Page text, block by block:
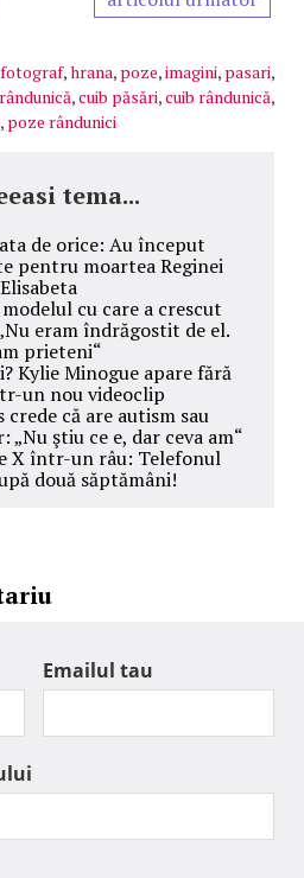
fotograf,hrana, poze,imagini, pasari,
rândunică,cuib păsări,cuib rândunică,
, poze rândunici
tema...
de orice: Au început
pentru moartea Reginei
Elisabeta
cu care a crescut
eram îndrăgostit de el.
prieteni“
Kylie Minogue apare fără
un nou videoclip
crede că are autism sau
ştiu ce e, dar ceva am“
X într-un râu: Telefonul
două săptămâni!
Emailul tau